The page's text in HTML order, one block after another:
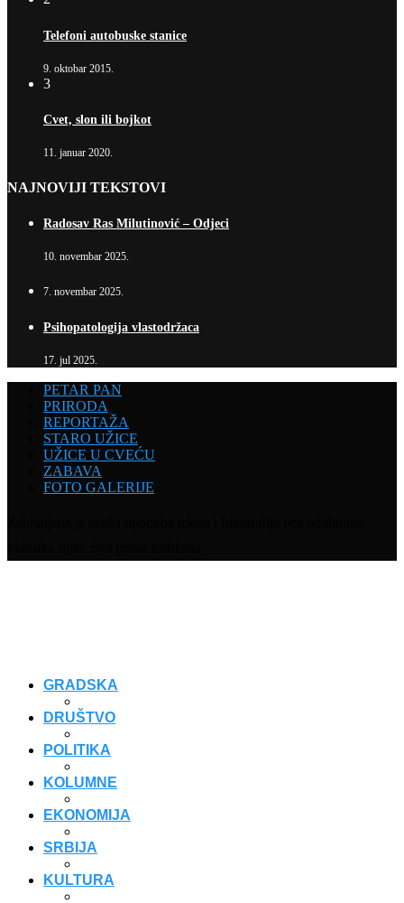
Telefoni autobuske stanice
9. oktobar 2015.
3
Cvet, slon ili bojkot
11. januar 2020.
NAJNOVIJI TEKSTOVI
Radosav Ras Milutinović – Odjeci
10. novembar 2025.
7. novembar 2025.
Psihopatologija vlastodržaca
17. jul 2025.
PETAR PAN
PRIRODA
REPORTAŽA
STARO UŽICE
UŽICE U CVEĆU
ZABAVA
FOTO GALERIJE
GRADSKA
DRUŠTVO
POLITIKA
KOLUMNE
EKONOMIJA
SRBIJA
KULTURA